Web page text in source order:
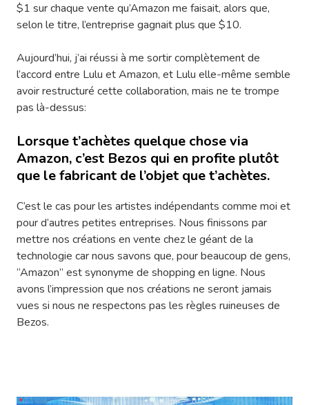
$1 sur chaque vente qu’Amazon me faisait, alors que,
selon le titre, l’entreprise gagnait plus que $10.
Aujourd’hui, j’ai réussi à me sortir complètement de
l’accord entre Lulu et Amazon, et Lulu elle-même semble
avoir restructuré cette collaboration, mais ne te trompe
pas là-dessus:
Lorsque t’achètes quelque chose via
Amazon, c’est Bezos qui en profite plutôt
que le fabricant de l’objet que t’achètes.
C’est le cas pour les artistes indépendants comme moi et
pour d’autres petites entreprises. Nous finissons par
mettre nos créations en vente chez le géant de la
technologie car nous savons que, pour beaucoup de gens,
“Amazon” est synonyme de shopping en ligne. Nous
avons l’impression que nos créations ne seront jamais
vues si nous ne respectons pas les règles ruineuses de
Bezos.